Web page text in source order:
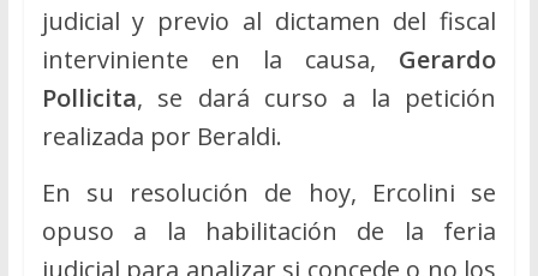
judicial y previo al dictamen del fiscal
interviniente en la causa, Gerardo
Pollicita, se dará curso a la petición
realizada por Beraldi.
En su resolución de hoy, Ercolini se
opuso a la habilitación de la feria
judicial para analizar si concede o no los